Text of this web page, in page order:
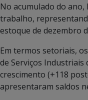
No acumulado do ano,
trabalho,
estoque de dezembro
Em termos setoriais,
de Serviços Industriais
crescimento (+118
apresentaram saldos